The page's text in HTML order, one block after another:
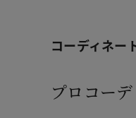
コーディネー
プロコーデ